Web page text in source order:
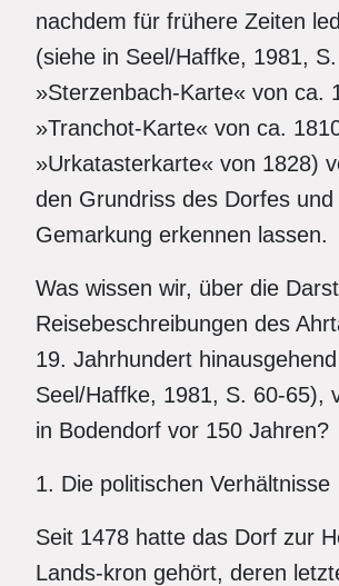
nachdem für frühere Zeiten
(siehe in Seel/Haffke, 1981,
»Sterzenbach-Karte« von ca.
»Tranchot-Karte« von ca.
»Urkatasterkarte« von 1828)
den Grundriss des Dorfes und
Gemarkung erkennen lassen.
Was wissen wir, über die
Reisebeschreibungen des
19. Jahrhundert
Seel/Haffke, 1981, S. 60-65),
in Bodendorf vor 150 Jahren?
1. Die politischen Verhältnisse
Seit 1478 hatte das Dorf zur
Lands-kron gehört, deren